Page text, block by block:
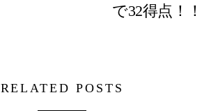
で32得点！！
RELATED POSTS